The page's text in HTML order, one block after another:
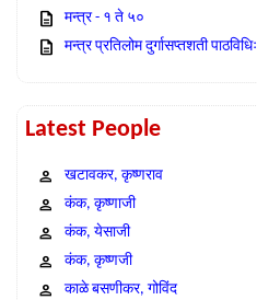
मन्त्र - १ ते ५०
मन्त्र प्रतिलोम दुर्गासप्तशती पाठविधिः
Latest People
खटावकर, कृष्णराव
कंक, कृष्णाजी
कंक, येसाजी
कंक, कृष्णजी
काळे बसणीकर, गोविंद